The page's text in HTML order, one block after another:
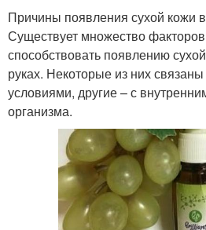
Причины появления сухой кожи
Существует множество
способствовать появлению
руках. Некоторые из них
условиями, другие – с
организма.